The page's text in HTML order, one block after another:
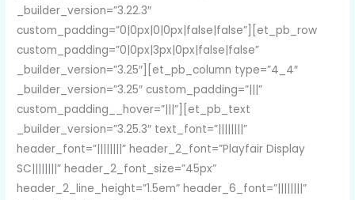
_builder_version=”3.22.3″
custom_padding=”0|0px|0|0px|false|false”][et_pb_row
custom_padding=”0|0px|3px|0px|false|false”
_builder_version=”3.25″][et_pb_column type=”4_4″
_builder_version=”3.25″ custom_padding=”|||”
custom_padding__hover=”|||”][et_pb_text
_builder_version=”3.25.3″ text_font=”||||||||”
header_font=”||||||||” header_2_font=”Playfair Display
SC||||||||” header_2_font_size=”45px”
header_2_line_height=”1.5em” header_6_font=”||||||||”